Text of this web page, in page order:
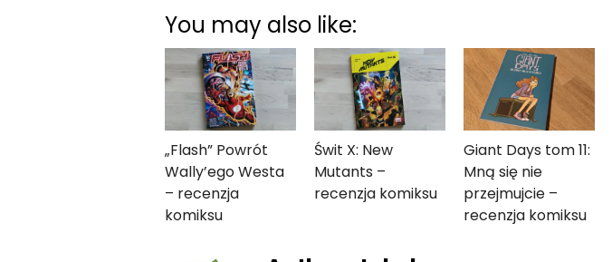
Tom
1.
Marvel
Now
2.0
recenzja
komiksu
You may also like:
„Flash” Powrót
Wally’ego Westa
– recenzja
komiksu
Świt X: New
Mutants –
recenzja komiksu
Giant Days tom 11:
Mną się nie
przejmujcie –
recenzja komiksu